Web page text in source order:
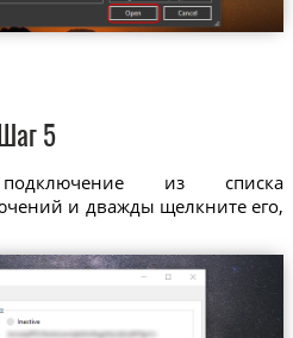
Шаг 5
из списка
и дважды щелкните его,